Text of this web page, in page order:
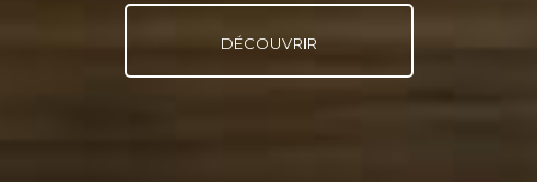
DÉCOUVRIR